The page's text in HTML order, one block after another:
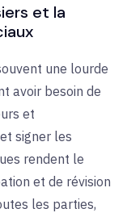
et la
une lourde
avoir besoin de
et
signer les
rendent le
et de révision
les parties,